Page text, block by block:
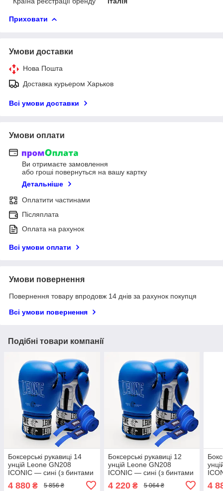
Приховати
Умови доставки
Нова Пошта
Доставка курьером Харьков
Всі умови доставки
Умови оплати
Ви отримаєте замовлення
або гроші повернуться на вашу картку
Детальніше
Оплатити частинами
Післяплата
Оплата на рахунок
Всі умови оплати
Умови повернення
Повернення товару впродовж 14 днів за рахунок покупця
Всі умови повернення
Подібні товари компанії
Боксерські рукавиці 14
унцій Leone GN208
ICONIC — сині (з бинтами
4 880 ₴ 5 856 ₴
Боксерські рукавиці 12
унцій Leone GN208
ICONIC — сині (з бинтами
4 220₴ 5 064 ₴ 4